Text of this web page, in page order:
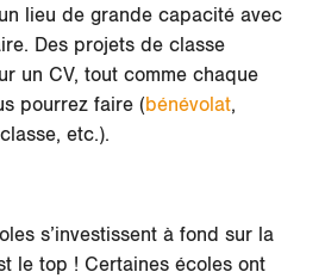
lieu de grande capacité avec
Des projets de classe
un CV, tout comme chaque
pourrez faire (bénévolat,
etc.).
s’investissent à fond sur la
le top ! Certaines écoles ont